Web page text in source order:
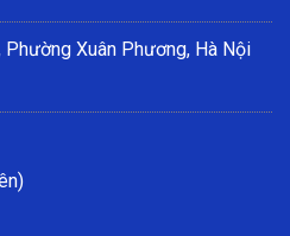
Xuân Phương, Hà Nội